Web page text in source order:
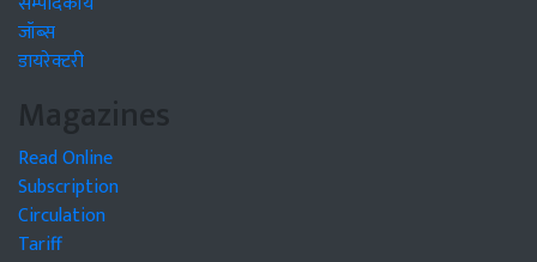
जॉब्स
डायरेक्टरी
Magazines
Read Online
Subscription
Circulation
Tariff